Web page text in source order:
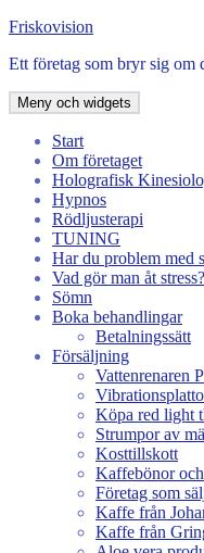
Hoppa
innehåll
Friskovision
Ett företag som bryr sig om
Meny och widgets
Start
Om företaget
Holografisk
Hypnos
Rödljusterapi
TUNING
Har du problem med
Vad gör man åt stress?
Sömn
Boka behandlingar
Betalningssätt
Försäljning
Vattenrenaren
Köpa red light
Strumpor av
Kosttillskott
Kaffebönor
Företag som
Kaffe från
Kaffe från